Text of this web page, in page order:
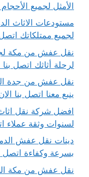
الأمثل لجميع
لجميع ممتلكاتك اتصل
لرحلة أثاثك اتصل بنا
ينبع معنا اتصل بنا
لسنوات وثقة عملاء
بسرعة وكفاءة اتصل